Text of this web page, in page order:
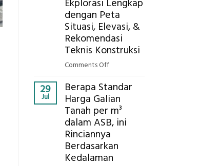
Geodetic
Surveyor
di
Industri
2026?,
Berikut
Kualifikasi
yang
Dicari
Perusahaan
Ekplorasi Lengkap
dengan Peta
Situasi, Elevasi, &
Rekomendasi
Teknis Konstruksi
Comments Offon
Ukur
Tanah
Mataram,
Global
Ekplorasi
Lengkap
dengan
29
Jul
Berapa Standar
Harga Galian
Tanah per m³
dalam ASB, ini
Rinciannya
Berdasarkan
Kedalaman